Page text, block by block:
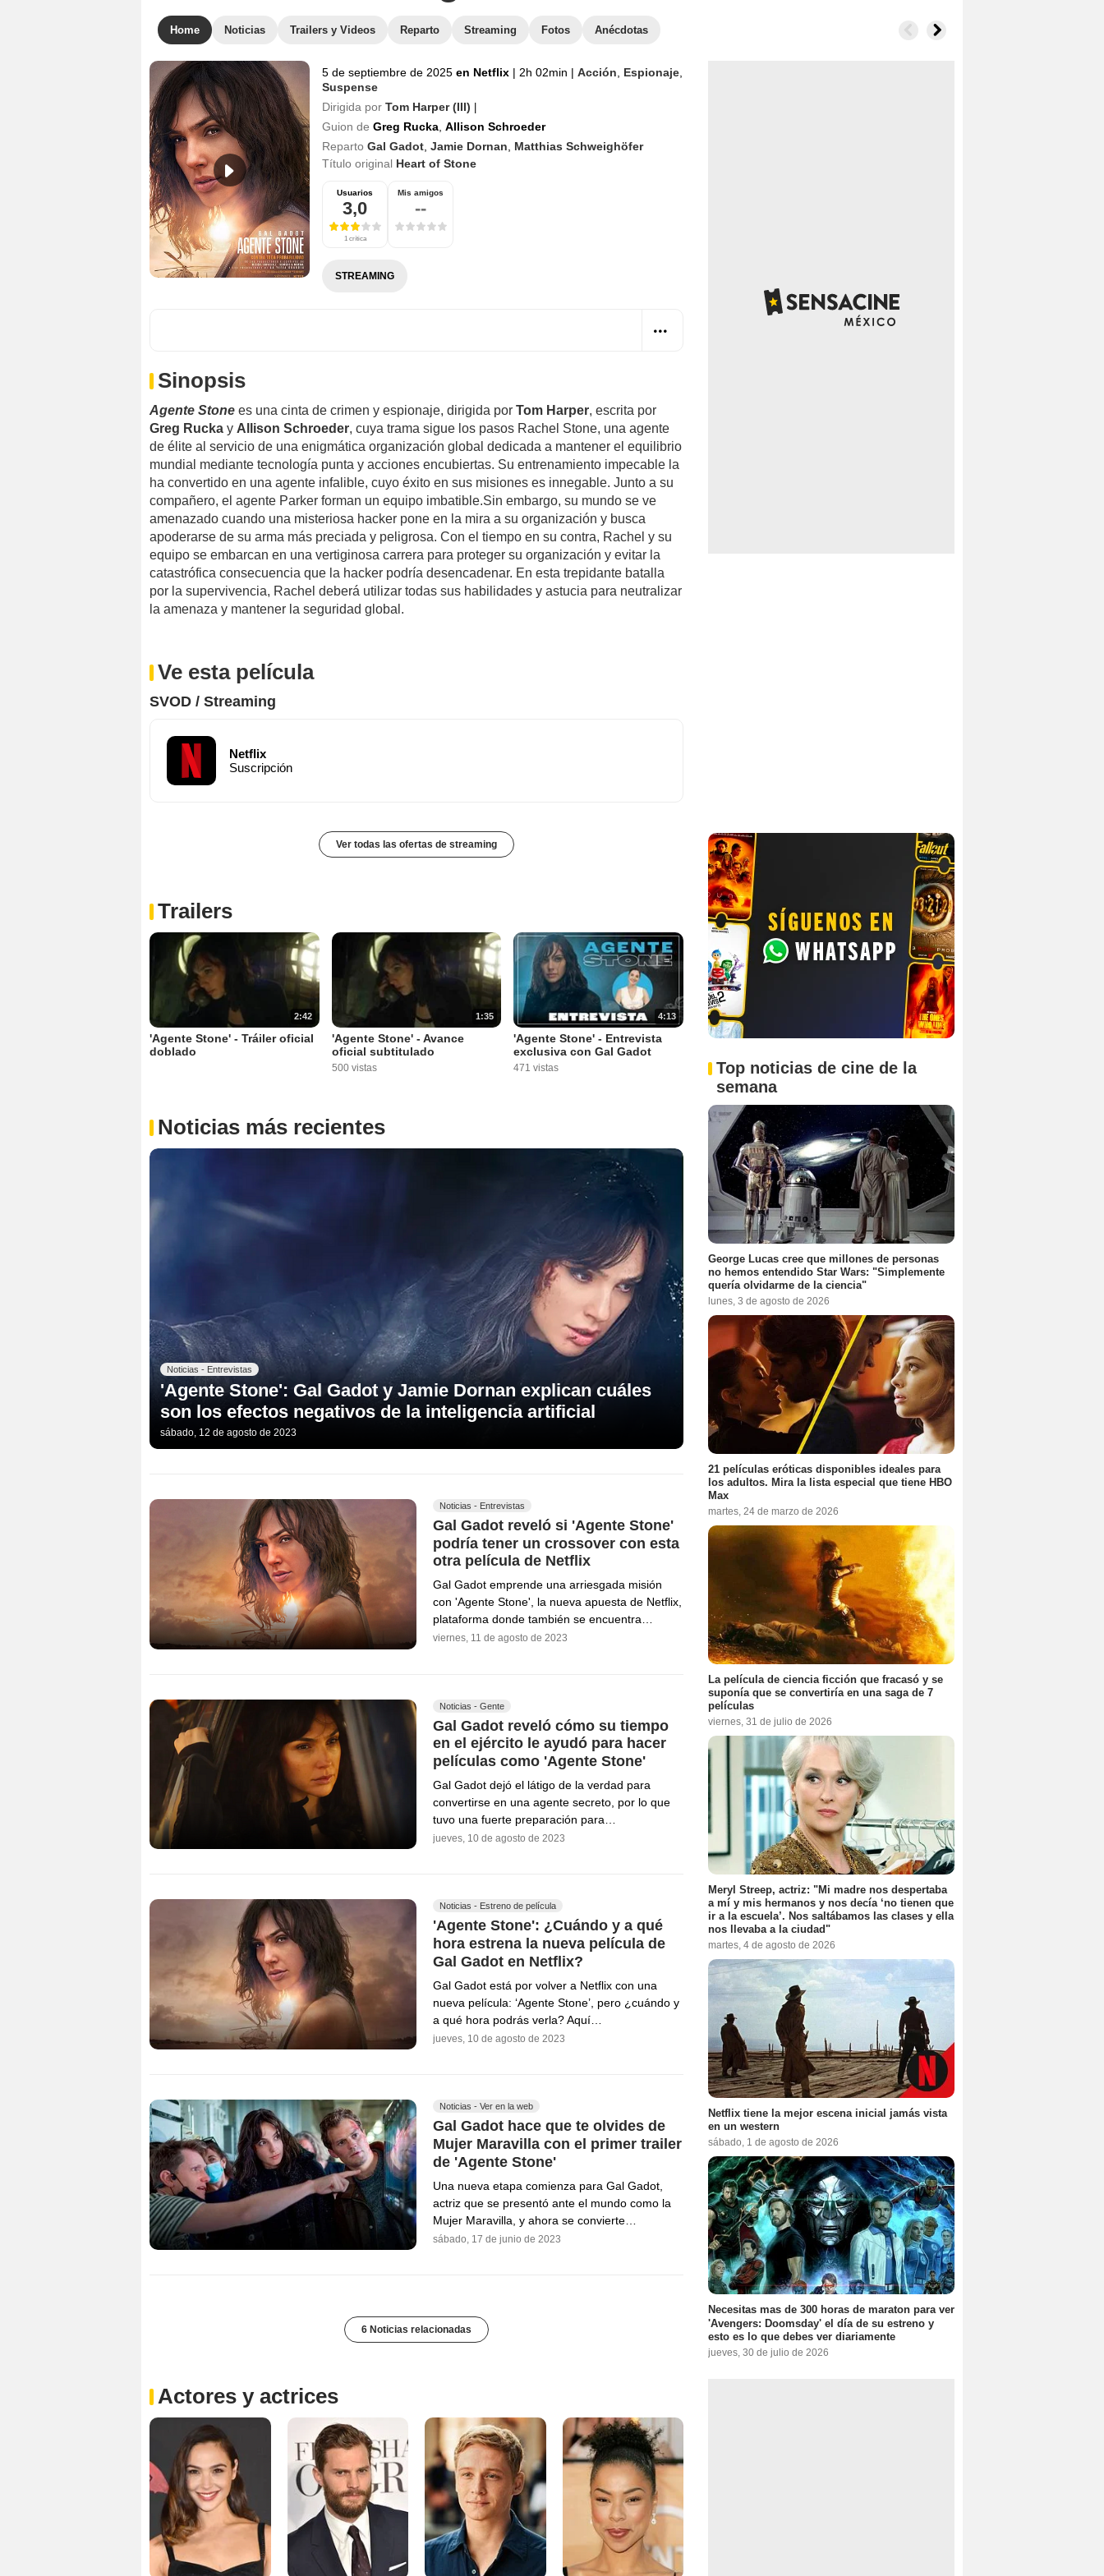
Home Noticias Trailers y Videos Reparto Streaming Fotos Anécdotas
5 de septiembre de 2025 en Netflix | 2h 02min | Acción Espionaje
Suspense
Dirigida por Tom Harper (III)
Guion de Greg Rucka Allison Schroeder
Reparto Gal Gadot Jamie Dornan
Matthias Schweighöfer
Título original Heart of Stone
Usuarios
3,0
1 crítica
Mis amigos
--
STREAMING
Sinopsis
Agente Stone es una cinta de crimen y espionaje, dirigida por Tom Harper, escrita por
Greg Rucka y Allison Schroeder, cuya trama sigue los pasos Rachel Stone, una agente
de élite al servicio de una enigmática organización global dedicada a mantener el equilibrio
mundial mediante tecnología punta y acciones encubiertas. Su entrenamiento impecable la
ha convertido en una agente infalible, cuyo éxito en sus misiones es innegable. Junto a su
compañero, el agente Parker forman un equipo imbatible.Sin embargo, su mundo se ve
amenazado cuando una misteriosa hacker pone en la mira a su organización y busca
apoderarse de su arma más preciada y peligrosa. Con el tiempo en su contra, Rachel y su
equipo se embarcan en una vertiginosa carrera para proteger su organización y evitar la
catastrófica consecuencia que la hacker podría desencadenar. En esta trepidante batalla
por la supervivencia, Rachel deberá utilizar todas sus habilidades y astucia para neutralizar
la amenaza y mantener la seguridad global.
Ve esta película
SVOD / Streaming
Netflix
Suscripción
Ver todas las ofertas de streaming
Trailers
2:42
'Agente Stone' - Tráiler oficial
doblado
1:35
'Agente Stone' - Avance
oficial subtitulado
500 vistas
4:13
'Agente Stone' - Entrevista
exclusiva con Gal Gadot
471 vistas
Noticias más recientes
Noticias - Entrevistas
'Agente Stone': Gal Gadot y Jamie Dornan explican cuáles
son los efectos negativos de la inteligencia artificial
sábado, 12 de agosto de 2023
Noticias - Entrevistas
Gal Gadot reveló si 'Agente Stone'
podría tener un crossover con esta
otra película de Netflix
Gal Gadot emprende una arriesgada misión
con 'Agente Stone', la nueva apuesta de Netflix,
plataforma donde también se encuentra…
viernes, 11 de agosto de 2023
Noticias - Gente
Gal Gadot reveló cómo su tiempo
en el ejército le ayudó para hacer
películas como 'Agente Stone'
Gal Gadot dejó el látigo de la verdad para
convertirse en una agente secreto, por lo que
tuvo una fuerte preparación para…
jueves, 10 de agosto de 2023
Noticias - Estreno de película
'Agente Stone': ¿Cuándo y a qué
hora estrena la nueva película de
Gal Gadot en Netflix?
Gal Gadot está por volver a Netflix con una
nueva película: ‘Agente Stone’, pero ¿cuándo y
a qué hora podrás verla? Aquí…
jueves, 10 de agosto de 2023
Noticias - Ver en la web
Gal Gadot hace que te olvides de
Mujer Maravilla con el primer trailer
de 'Agente Stone'
Una nueva etapa comienza para Gal Gadot,
actriz que se presentó ante el mundo como la
Mujer Maravilla, y ahora se convierte…
sábado, 17 de junio de 2023
6 Noticias relacionadas
Actores y actrices
Top noticias de cine de la
semana
George Lucas cree que millones de personas
no hemos entendido Star Wars: "Simplemente
quería olvidarme de la ciencia"
lunes, 3 de agosto de 2026
21 películas eróticas disponibles ideales para
los adultos. Mira la lista especial que tiene HBO
Max
martes, 24 de marzo de 2026
La película de ciencia ficción que fracasó y se
suponía que se convertiría en una saga de 7
películas
viernes, 31 de julio de 2026
Meryl Streep, actriz: "Mi madre nos despertaba
a mí y mis hermanos y nos decía ‘no tienen que
ir a la escuela’. Nos saltábamos las clases y ella
nos llevaba a la ciudad"
martes, 4 de agosto de 2026
Netflix tiene la mejor escena inicial jamás vista
en un western
sábado, 1 de agosto de 2026
Necesitas mas de 300 horas de maraton para ver
'Avengers: Doomsday' el día de su estreno y
esto es lo que debes ver diariamente
jueves, 30 de julio de 2026